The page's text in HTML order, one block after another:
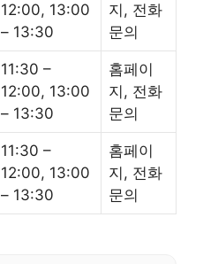
12:00, 13:00
– 13:30
지, 전화
문의
11:30 –
12:00, 13:00
– 13:30
홈페이
지, 전화
문의
11:30 –
12:00, 13:00
– 13:30
홈페이
지, 전화
문의